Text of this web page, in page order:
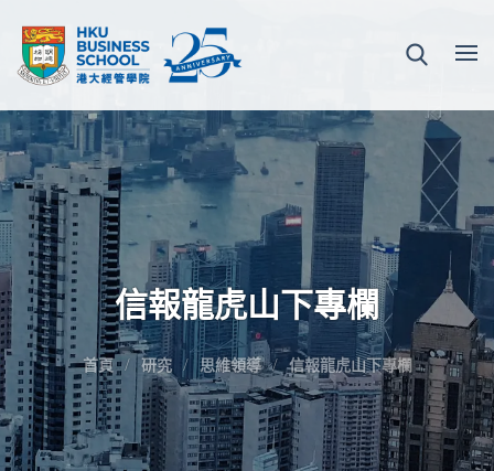
信報龍虎山下專欄
首頁 研究 思維領導 信報龍虎山下專欄